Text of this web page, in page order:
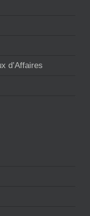
d’Affaires